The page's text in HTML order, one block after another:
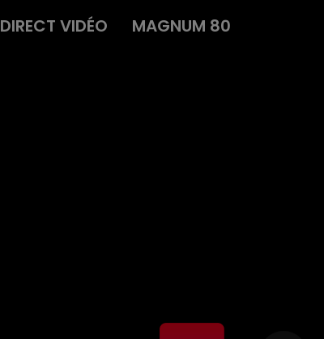
DIRECT VIDÉO
MAGNUM 80